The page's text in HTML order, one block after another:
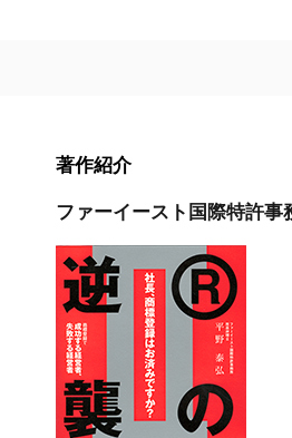
著作紹介
ファーイースト国際特許事